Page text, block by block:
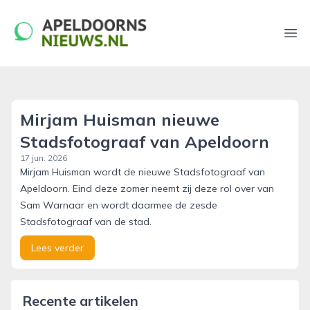
apeldoornsnieuws.nl
Mirjam Huisman nieuwe
Stadsfotograaf van Apeldoorn
17 jun. 2026
Mirjam Huisman wordt de nieuwe Stadsfotograaf van
Apeldoorn. Eind deze zomer neemt zij deze rol over van
Sam Warnaar en wordt daarmee de zesde
Stadsfotograaf van de stad.
Lees verder
Recente artikelen